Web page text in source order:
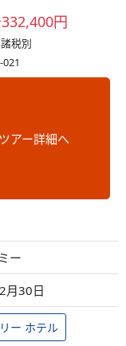
円
税別
ツアー詳細へ
ー
月30日
ー ホテル